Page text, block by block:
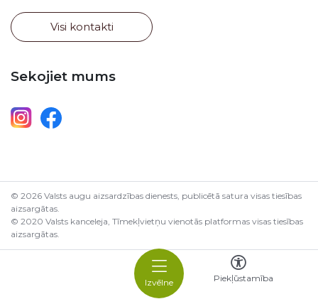
Izvēlne Piekļūstamība
Visi kontakti
Sekojiet mums
© 2026 Valsts augu aizsardzības dienests, publicētā satura visas tiesības
aizsargātas.
© 2020 Valsts kanceleja, Tīmekļvietņu vienotās platformas visas tiesības
aizsargātas.